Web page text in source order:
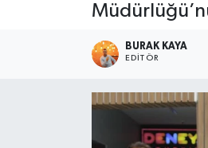
BURAK KAYA
EDITÖR
EKONOMİ
EĞİTİM
RESMİ İLANLAR
EKONOMİ
GÜNDEM
kimdir-nedir-nasil
Son Dakika Haberleri
Haber Arşivi